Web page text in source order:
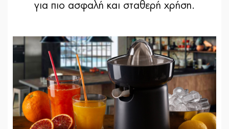
για πιο ασφαλή και σταθερή χρήση.